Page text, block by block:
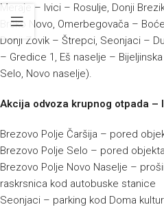
Meraje – Ivici – Rosulje, Donji
Brčko Novo, Omerbegovača –
Donji Zovik – Štrepci, Seonjaci –
– Gredice 1, Eš naselje –
Selo, Novo naselje).
Akcija odvoza krupnog otpada –
Brezovo Polje Čaršija – pored
Brezovo Polje Selo – pored
Brezovo Polje Novo Naselje –
raskrsnica kod autobuske stanice
Seonjaci – parking kod Doma